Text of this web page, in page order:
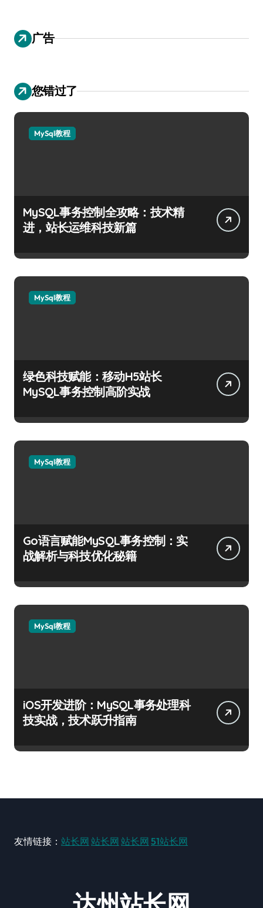
广告
您错过了
MySql教程
MySQL事务控制全攻略：技术精
进，站长运维科技新篇
MySql教程
绿色科技赋能：移动H5站长
MySQL事务控制高阶实战
MySql教程
Go语言赋能MySQL事务控制：实
战解析与科技优化秘籍
MySql教程
iOS开发进阶：MySQL事务处理科
技实战，技术跃升指南
友情链接： 站长网 站长网 站长网 51站长网